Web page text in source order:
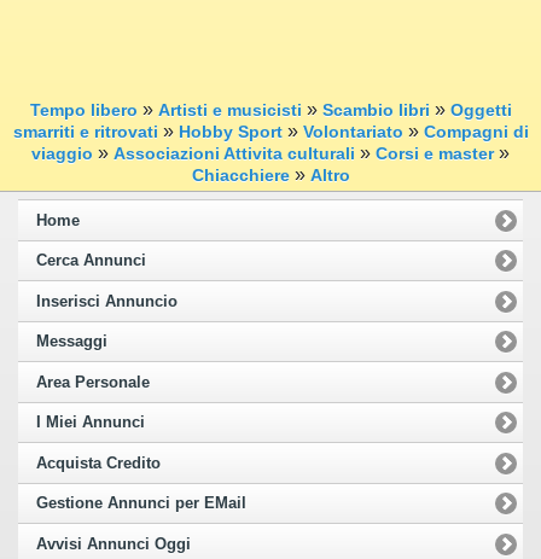
Tempo libero » Artisti e musicisti » Scambio libri » Oggetti
smarriti e ritrovati » Hobby Sport» Volontariato » Compagni di
viaggio » Associazioni Attivita culturali » Corsi e master»
Chiacchiere» Altro
Home
Cerca Annunci
Inserisci Annuncio
Messaggi
Area Personale
I Miei Annunci
Acquista Credito
Gestione Annunci per EMail
Avvisi Annunci Oggi